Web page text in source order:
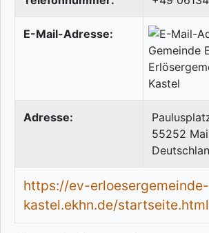
E-Mail-Adresse:
Adresse:
55252
https://ev-erloesergemeinde-
kastel.ekhn.de/startseite.html